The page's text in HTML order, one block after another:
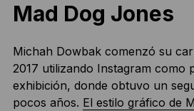
Mad Dog Jones
Michah Dowbak comenzó su
2017 utilizando Instagram como
exhibición, donde obtuvo un
pocos años. El estilo gráfico de